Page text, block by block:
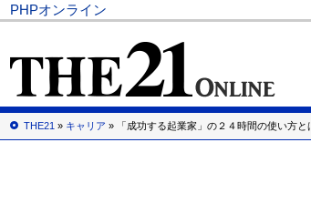
PHPオンライン
THE21 » キャリア » 「成功する起業家」の２４時間の使い方と